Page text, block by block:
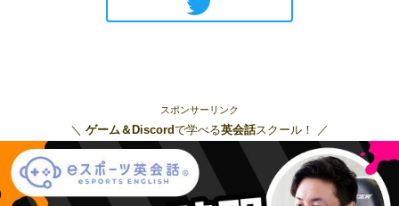
スポンサーリンク
＼ ゲーム＆Discordで学べる英会話スクール！ ／